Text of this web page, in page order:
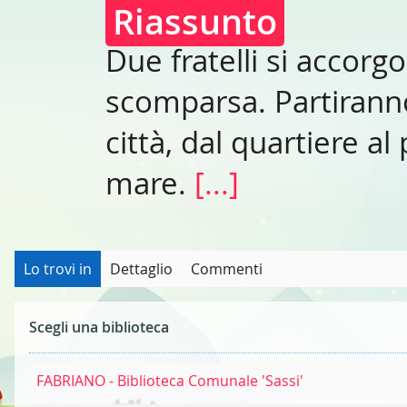
Riassunto
Due fratelli si
scomparsa.
città, dal quartiere al
mare. [...]
Lo trovi in Dettaglio Commenti
Scegli una biblioteca
FABRIANO - Biblioteca Comunale 'Sassi'